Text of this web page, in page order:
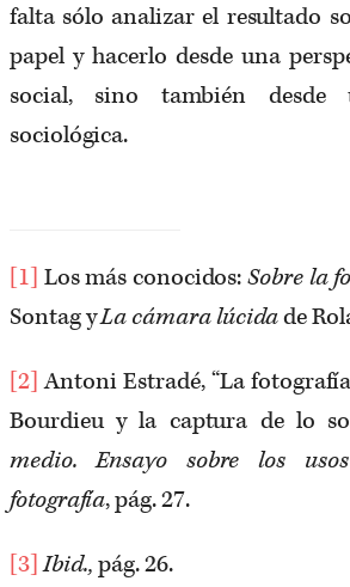
falta sólo analizar el resultado
papel y hacerlo desde una
social, sino también desde
sociológica.
[1] Los más conocidos:Sobre la
Sontag yLa cámara lúcidade
[2] Antoni Estradé, “La
Bourdieu y la captura de lo
medio. Ensayo sobre los
fotografía, pág. 27.
[3] Ibid.,pág. 26.